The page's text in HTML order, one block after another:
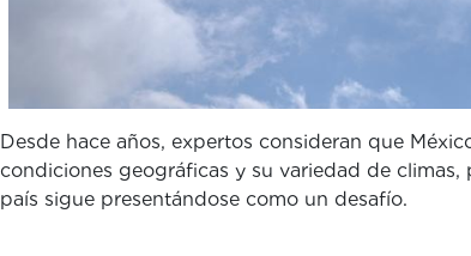
Desde hace años, expertos consideran que
condiciones geográficas y su variedad de
país sigue presentándose como un desafío.